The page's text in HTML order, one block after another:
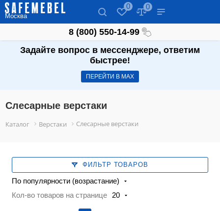
Москва
0 0
8 (800) 550-14-99
Задайте вопрос в мессенджере, ответим
быстрее!
ПЕРЕЙТИ В МАХ
Слесарные верстаки
Каталог Верстаки Слесарные верстаки
ФИЛЬТР ТОВАРОВ
По популярности (возрастание)
Кол-во товаров на странице
20